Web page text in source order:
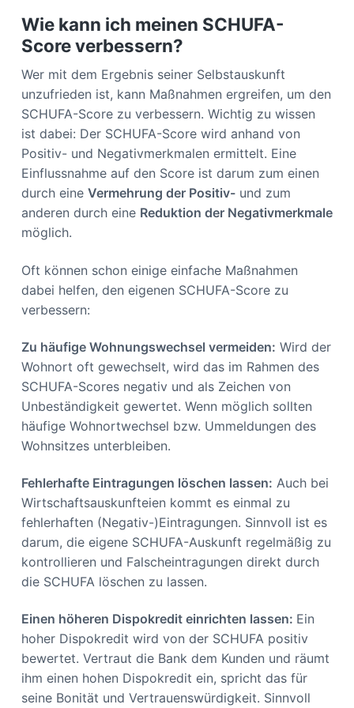
Wie kann ich meinen SCHUFA-
Score verbessern?
Wer mit dem Ergebnis seiner Selbstauskunft
unzufrieden ist, kann Maßnahmen ergreifen, um den
SCHUFA-Score zu verbessern. Wichtig zu wissen
ist dabei: Der SCHUFA-Score wird anhand von
Positiv- und Negativmerkmalen ermittelt. Eine
Einflussnahme auf den Score ist darum zum einen
durch eine Vermehrung der Positiv-und zum
anderen durch eine Reduktion der Negativmerkmale
möglich.
Oft können schon einige einfache Maßnahmen
dabei helfen, den eigenen SCHUFA-Score zu
verbessern:
Zu häufige Wohnungswechsel vermeiden: Wird der
Wohnort oft gewechselt, wird das im Rahmen des
SCHUFA-Scores negativ und als Zeichen von
Unbeständigkeit gewertet. Wenn möglich sollten
häufige Wohnortwechsel bzw. Ummeldungen des
Wohnsitzes unterbleiben.
Fehlerhafte Eintragungen löschen lassen: Auch bei
Wirtschaftsauskunfteien kommt es einmal zu
fehlerhaften (Negativ-)Eintragungen. Sinnvoll ist es
darum, die eigene SCHUFA-Auskunft regelmäßig zu
kontrollieren und Falscheintragungen direkt durch
die SCHUFA löschen zu lassen.
Einen höheren Dispokredit einrichten lassen: Ein
hoher Dispokredit wird von der SCHUFA positiv
bewertet. Vertraut die Bank dem Kunden und räumt
ihm einen hohen Dispokredit ein, spricht das für
seine Bonität und Vertrauenswürdigkeit. Sinnvoll